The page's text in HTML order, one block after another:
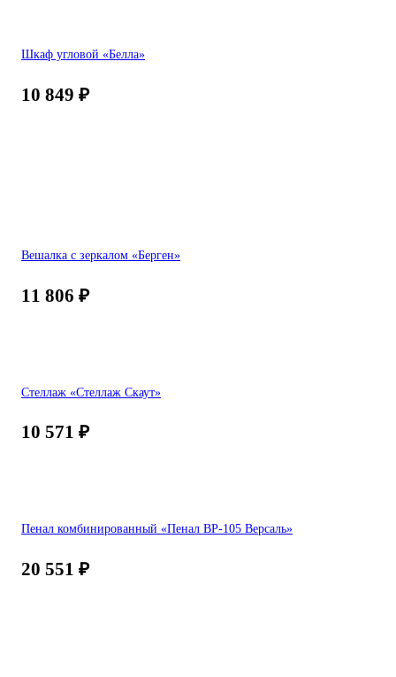
Шкаф угловой «Белла»
10 849 ₽
Вешалка с зеркалом «Берген»
11 806 ₽
Стеллаж «Стеллаж Скаут»
10 571 ₽
Пенал комбинированный «Пенал ВР-105 Версаль»
20 551 ₽